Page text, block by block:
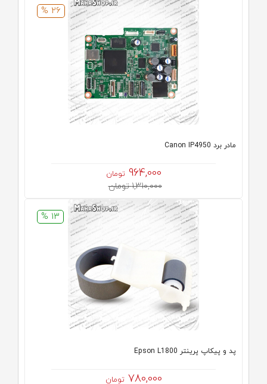
26 %
مادر برد Canon IP4950
964,000 تومان
1,310,000 تومان
13 %
پد و پیکاپ پرینتر Epson L1800
780,000 تومان